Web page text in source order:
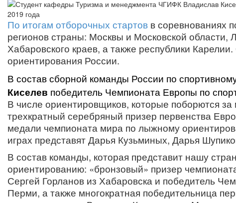
По итогам отборочных стартов в соревнованиях
регионов страны: Москвы и Московской области,
Хабаровского краев, а также республики
ориентирования России.
В состав сборной команды России по
Киселев победитель Чемпионата Европы по
В числе ориентировщиков, которые поборются
трехкратный серебряный призер первенства
медали чемпионата мира по лыжному
играх представят Дарья Кузьминых, Дарья
В состав команды, которая представит нашу
ориентированию: «бронзовый» призер
Сергей Горланов из Хабаровска и победитель
Перми, а также многократная победительница